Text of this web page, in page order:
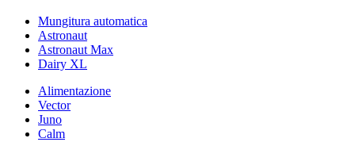
Mungitura automatica
Astronaut
Astronaut Max
Dairy XL
Alimentazione
Vector
Juno
Calm